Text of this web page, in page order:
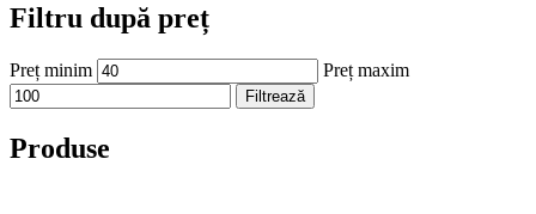
Filtru după preț
Preț minim Preț maxim
Filtrează
Produse